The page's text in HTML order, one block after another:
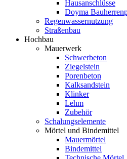
Hausanschlüsse
Doyma
Regenwassernutzung
Straßenbau
Hochbau
Mauerwerk
Schwerbeton
Ziegelstein
Porenbeton
Kalksandstein
Klinker
Lehm
Zubehör
Schalungselemente
Mörtel und Bindemittel
Mauermörtel
Bindemittel